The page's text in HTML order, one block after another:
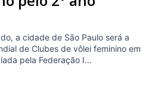
a cidade de São Paulo será a
de Clubes de vôlei feminino em
pela Federação I...